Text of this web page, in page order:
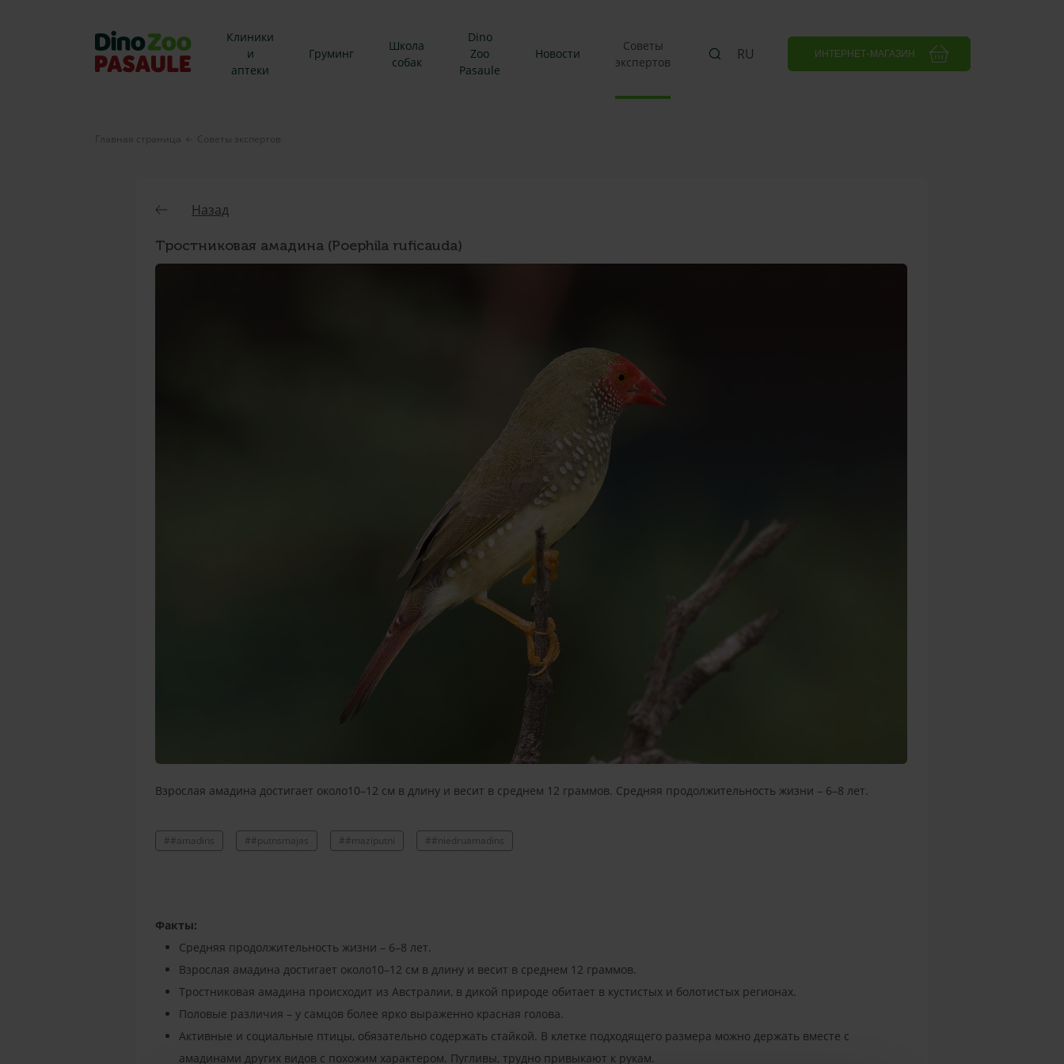
Клиники
и
аптеки
Груминг
Школа
собак
Dino
Zoo
Pasaule
Новости
Советы
экспертов
RU ИНТЕРНЕТ-МАГАЗИН
Главная страница Советы экспертов
Назад
Тростниковая амадина (Poephila ruficauda)
Взрослая амадина достигает около10–12 см в длину и весит в среднем 12 граммов. Средняя продолжительность жизни – 6–8 лет.
##amadins ##putnsmajas ##maziputni ##niedruamadins
Факты:
Средняя продолжительность жизни – 6–8 лет.
Взрослая амадина достигает около10–12 см в длину и весит в среднем 12 граммов.
Тростниковая амадина происходит из Австралии, в дикой природе обитает в кустистых и болотистых регионах.
Половые различия – у самцов более ярко выраженно красная голова.
Активные и социальные птицы, обязательно содержать стайкой. В клетке подходящего размера можно держать вместе с
амадинами других видов с похожим характером. Пугливы, трудно привыкают к рукам.